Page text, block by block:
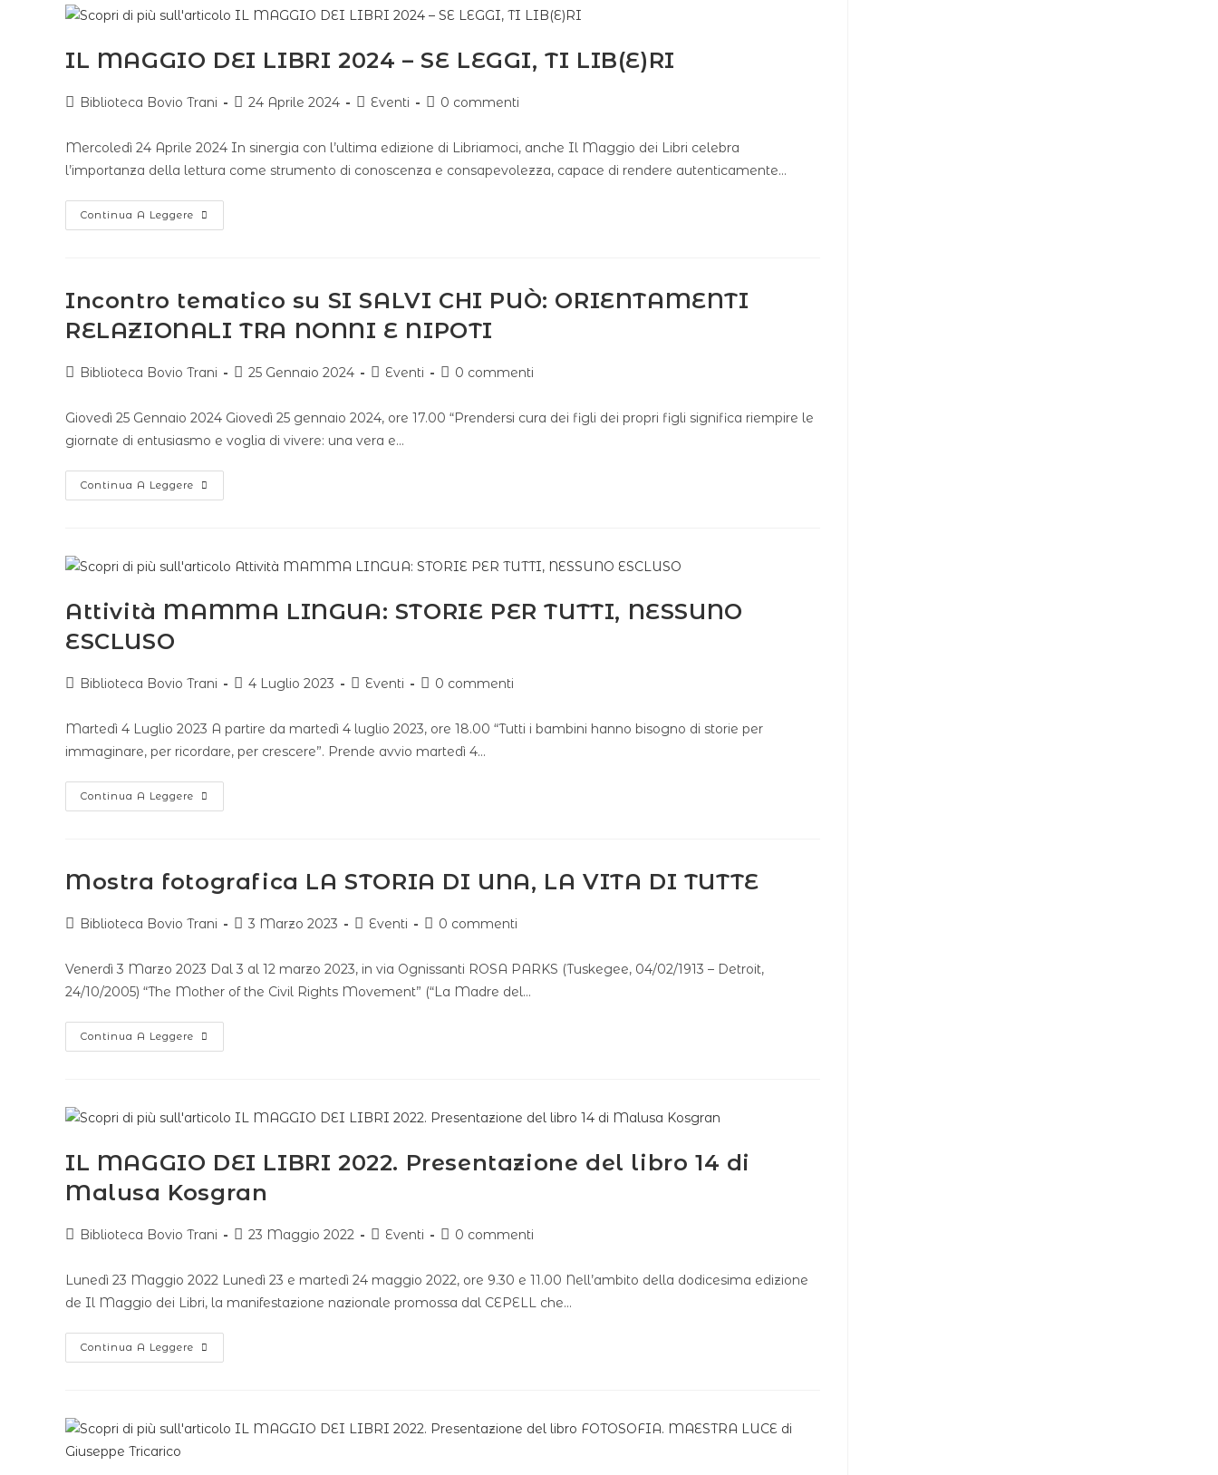
IL MAGGIO DEI LIBRI 2024 – SE LEGGI, TI LIB(E)RI
Biblioteca Bovio Trani 24 Aprile 2024 Eventi 0 commenti
Mercoledì 24 Aprile 2024 In sinergia con l’ultima edizione di Libriamoci, anche Il Maggio dei Libri celebra
l’importanza della lettura come strumento di conoscenza e consapevolezza, capace di rendere autenticamente…
Continua A Leggere
Incontro tematico su SI SALVI CHI PUÒ: ORIENTAMENTI
RELAZIONALI TRA NONNI E NIPOTI
Biblioteca Bovio Trani 25 Gennaio 2024 Eventi 0 commenti
Giovedì 25 Gennaio 2024 Giovedì 25 gennaio 2024, ore 17.00 “Prendersi cura dei figli dei propri figli significa riempire le
giornate di entusiasmo e voglia di vivere: una vera e…
Continua A Leggere
Attività MAMMA LINGUA: STORIE PER TUTTI, NESSUNO
ESCLUSO
Biblioteca Bovio Trani 4 Luglio 2023 Eventi 0 commenti
Martedì 4 Luglio 2023 A partire da martedì 4 luglio 2023, ore 18.00 “Tutti i bambini hanno bisogno di storie per
immaginare, per ricordare, per crescere”. Prende avvio martedì 4…
Continua A Leggere
Mostra fotografica LA STORIA DI UNA, LA VITA DI TUTTE
Biblioteca Bovio Trani 3 Marzo 2023 Eventi 0 commenti
Venerdì 3 Marzo 2023 Dal 3 al 12 marzo 2023, in via Ognissanti ROSA PARKS (Tuskegee, 04/02/1913 – Detroit,
24/10/2005) “The Mother of the Civil Rights Movement” (“La Madre del…
Continua A Leggere
IL MAGGIO DEI LIBRI 2022. Presentazione del libro 14 di
Malusa Kosgran
Biblioteca Bovio Trani 23 Maggio 2022 Eventi 0 commenti
Lunedì 23 Maggio 2022 Lunedì 23 e martedì 24 maggio 2022, ore 9.30 e 11.00 Nell’ambito della dodicesima edizione
de Il Maggio dei Libri, la manifestazione nazionale promossa dal CEPELL che…
Continua A Leggere